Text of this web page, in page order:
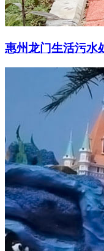
惠州龙门生活污水